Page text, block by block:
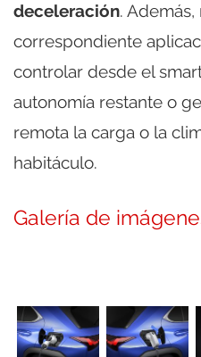
deceleración.
correspondiente
controlar desde el
autonomía restante o
remota la carga o la
habitáculo.
Galería de